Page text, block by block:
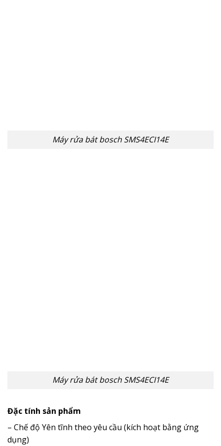
Máy rửa bát bosch SMS4ECI14E
Máy rửa bát bosch SMS4ECI14E
Đặc tính sản phẩm
– Chế độ Yên tĩnh theo yêu cầu (kích hoạt bằng ứng
dụng)